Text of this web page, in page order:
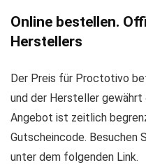
Online bestellen.
Herstellers
Der Preis für Proctotivo
und der Hersteller gewährt
Angebot ist zeitlich
Gutscheincode. Besuchen
unter dem folgenden Link.